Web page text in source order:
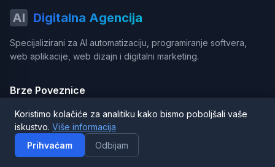
AI Digitalna Agencija
Specijalizirani za AI automatizaciju, programiranje softvera,
web aplikacije, web dizajn i digitalni marketing.
Brze Poveznice
Automatizacija
AI Integracija
Programiranje softvera
Koristimo kolačiće za analitiku kako bismo poboljšali vaše
iskustvo. Više informacija
Prihvaćam
Odbijam